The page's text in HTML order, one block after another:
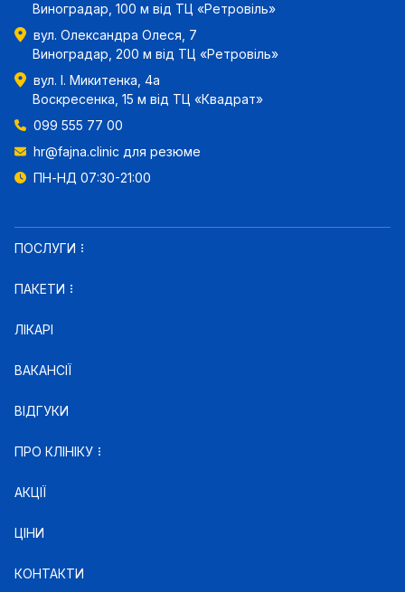
Виноградар, 100 м від ТЦ «Ретровіль»
вул. Олександра Олеся, 7
Виноградар, 200 м від ТЦ «Ретровіль»
вул. І. Микитенка, 4а
Воскресенка, 15 м від ТЦ «Квадрат»
099 555 77 00
hr@fajna.clinic для резюме
ПН-НД 07:30-21:00
ПОСЛУГИ
ПАКЕТИ
ЛІКАРІ
ВАКАНСІЇ
ВІДГУКИ
ПРО КЛІНІКУ
АКЦІЇ
ЦІНИ
КОНТАКТИ